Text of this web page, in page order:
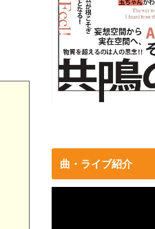
曲・ライブ紹介